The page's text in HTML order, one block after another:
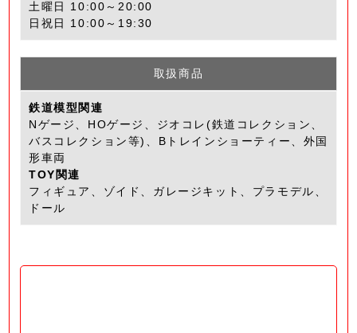
土曜日 10:00～20:00
日祝日 10:00～19:30
取扱商品
鉄道模型関連
Nゲージ、HOゲージ、ジオコレ(鉄道コレクション、
バスコレクション等)、Bトレインショーティー、外国
形車両
TOY関連
フィギュア、ゾイド、ガレージキット、プラモデル、
ドール